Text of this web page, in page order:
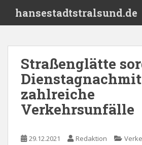
i
hansestadtstralsund.de
Straßenglätte
zahlreiche
Verkehrsunfälle
29.12.2021 Redaktion